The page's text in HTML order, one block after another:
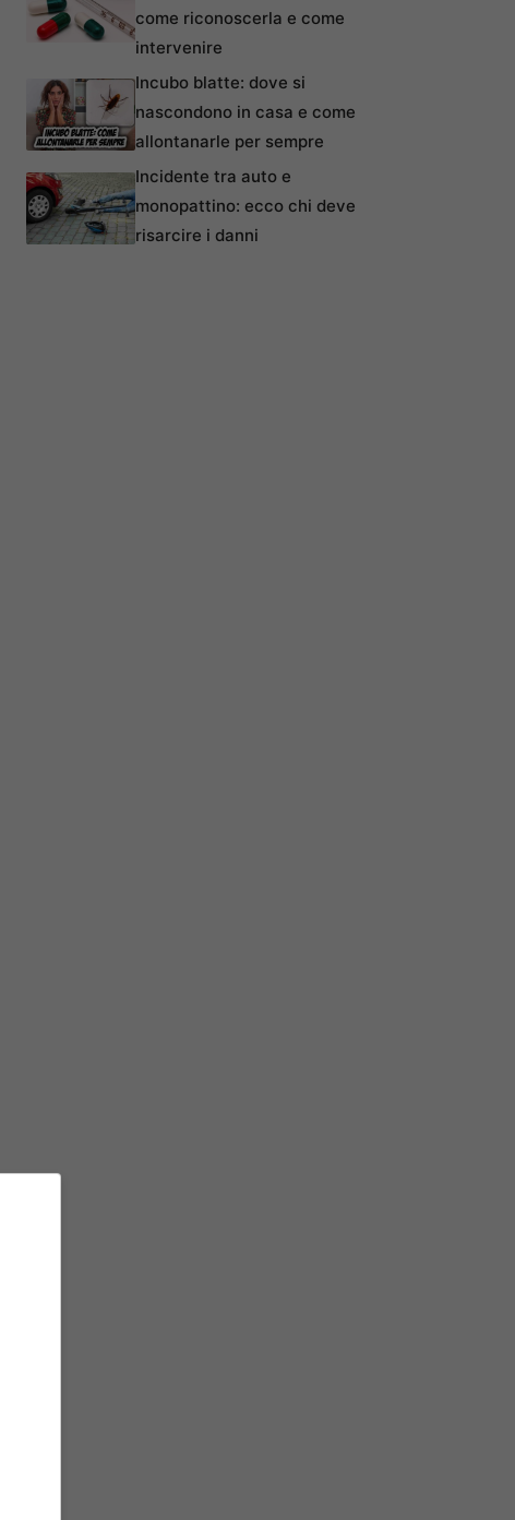
come riconoscerla e come
intervenire
Incubo blatte: dove si
nascondono in casa e come
allontanarle per sempre
Incidente tra auto e
monopattino: ecco chi deve
risarcire i danni